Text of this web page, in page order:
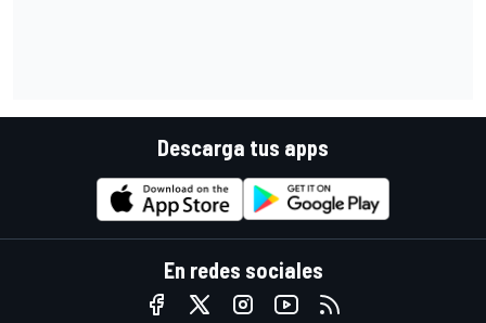
Descarga tus apps
En redes sociales